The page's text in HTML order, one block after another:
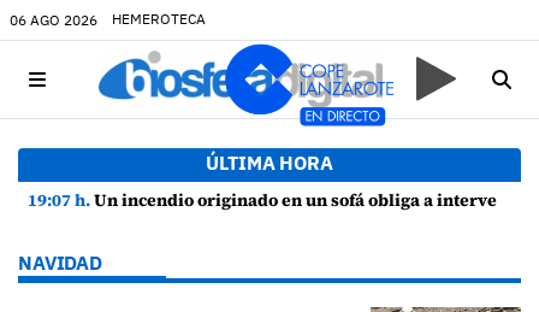
06 AGO 2026 HEMEROTECA
ÚLTIMA HORA
19:07 h.Un incendio originado en un sofá obliga a intervenir en una vivienda de Playa Honda
NAVIDAD